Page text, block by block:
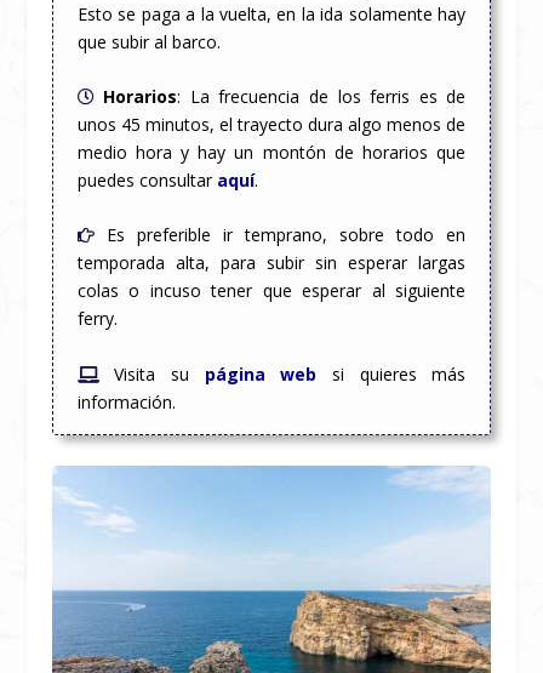
Esto se paga a la vuelta, en la ida solamente hay
que subir al barco.
Horarios: La frecuencia de los ferris es de
unos 45 minutos, el trayecto dura algo menos de
medio hora y hay un montón de horarios que
puedes consultar aquí.
Es preferible ir temprano, sobre todo en
temporada alta, para subir sin esperar largas
colas o incuso tener que esperar al siguiente
ferry.
Visita su página web si quieres más
información.